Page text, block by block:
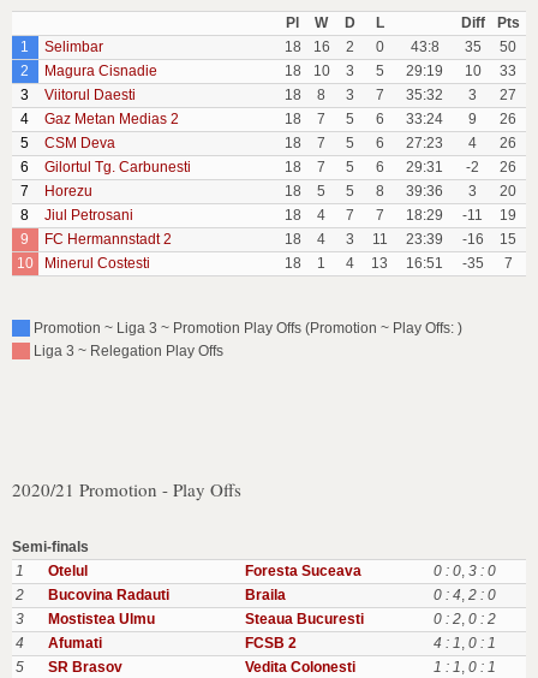
Pl W D L Diff
Pts
1
Selimbar 18 16 2 0 43:8 35
50
2
Magura Cisnadie 18 10 3 5 29:19 10
33
3
Viitorul Daesti 18 8 3 7 35:32 3
27
4
Gaz Metan Medias 2 18 7 5 6 33:24 9
26
5
CSM Deva 18 7 5 6 27:23 4
26
6
Gilortul Tg. Carbunesti 18 7 5 6 29:31 -2
26
7
Horezu 18 5 5 8 39:36 3
20
8
Jiul Petrosani 18 4 7 7 18:29 -11
19
9
FC Hermannstadt 2 18 4 3 11 23:39 -16
15
10
Minerul Costesti 18 1 4 13 16:51 -35 7
Promotion ~ Liga 3 ~ Promotion Play Offs (Promotion ~ Play Offs: )
Liga 3 ~ Relegation Play Offs
2020/21 Promotion - Play Offs
Semi-finals
1
Otelul Foresta Suceava 0 : 0, 3 : 0
2
Bucovina Radauti Braila 0 : 4, 2 : 0
3
Mostistea Ulmu Steaua Bucuresti 0 : 2, 0 : 2
4
Afumati FCSB 2 4 : 1, 0 : 1
5
SR Brasov Vedita Colonesti 1 : 1, 0 : 1